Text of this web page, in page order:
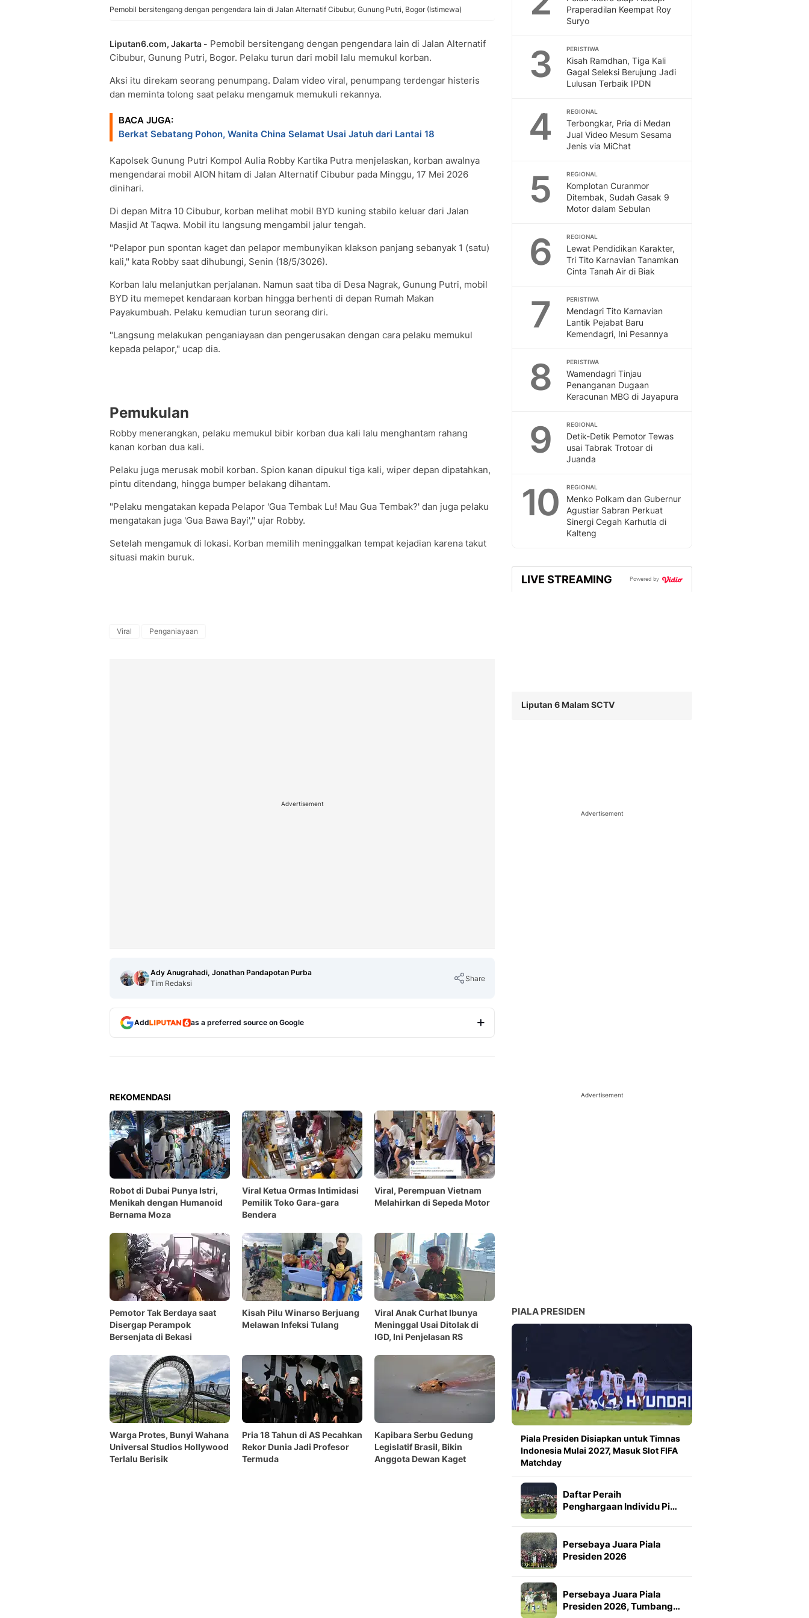
Pemobil bersitengang dengan pengendara lain di Jalan Alternatif Cibubur, Gunung Putri, Bogor (Istimewa)
Liputan6.com, Jakarta - Pemobil bersitengang dengan pengendara lain di Jalan Alternatif
Cibubur, Gunung Putri, Bogor. Pelaku turun dari mobil lalu memukul korban.
Aksi itu direkam seorang penumpang. Dalam video viral, penumpang terdengar histeris
dan meminta tolong saat pelaku mengamuk memukuli rekannya.
BACA JUGA:
Berkat Sebatang Pohon, Wanita China Selamat Usai Jatuh dari Lantai 18
Kapolsek Gunung Putri Kompol Aulia Robby Kartika Putra menjelaskan, korban awalnya
mengendarai mobil AION hitam di Jalan Alternatif Cibubur pada Minggu, 17 Mei 2026
dinihari.
Di depan Mitra 10 Cibubur, korban melihat mobil BYD kuning stabilo keluar dari Jalan
Masjid At Taqwa. Mobil itu langsung mengambil jalur tengah.
"Pelapor pun spontan kaget dan pelapor membunyikan klakson panjang sebanyak 1 (satu)
kali," kata Robby saat dihubungi, Senin (18/5/3026).
Korban lalu melanjutkan perjalanan. Namun saat tiba di Desa Nagrak, Gunung Putri, mobil
BYD itu memepet kendaraan korban hingga berhenti di depan Rumah Makan
Payakumbuah. Pelaku kemudian turun seorang diri.
"Langsung melakukan penganiayaan dan pengerusakan dengan cara pelaku memukul
kepada pelapor," ucap dia.
Pemukulan
Robby menerangkan, pelaku memukul bibir korban dua kali lalu menghantam rahang
kanan korban dua kali.
Pelaku juga merusak mobil korban. Spion kanan dipukul tiga kali, wiper depan dipatahkan,
pintu ditendang, hingga bumper belakang dihantam.
"Pelaku mengatakan kepada Pelapor 'Gua Tembak Lu! Mau Gua Tembak?' dan juga pelaku
mengatakan juga 'Gua Bawa Bayi'," ujar Robby.
Setelah mengamuk di lokasi. Korban memilih meninggalkan tempat kejadian karena takut
situasi makin buruk.
Viral Penganiayaan
Advertisement
Ady Anugrahadi, Jonathan Pandapotan Purba
Tim Redaksi
Share
Add as a preferred source on Google
REKOMENDASI
Robot di Dubai Punya Istri,
Menikah dengan Humanoid
Bernama Moza
Viral Ketua Ormas Intimidasi
Pemilik Toko Gara-gara
Bendera
Viral, Perempuan Vietnam
Melahirkan di Sepeda Motor
Pemotor Tak Berdaya saat
Disergap Perampok
Bersenjata di Bekasi
Kisah Pilu Winarso Berjuang
Melawan Infeksi Tulang
Viral Anak Curhat Ibunya
Meninggal Usai Ditolak di
IGD, Ini Penjelasan RS
Warga Protes, Bunyi Wahana
Universal Studios Hollywood
Terlalu Berisik
Pria 18 Tahun di AS Pecahkan
Rekor Dunia Jadi Profesor
Termuda
Kapibara Serbu Gedung
Legislatif Brasil, Bikin
Anggota Dewan Kaget
Praperadilan Keempat Roy
Suryo
3 PERISTIWA
Kisah Ramdhan, Tiga Kali
Gagal Seleksi Berujung Jadi
Lulusan Terbaik IPDN
4 REGIONAL
Terbongkar, Pria di Medan
Jual Video Mesum Sesama
Jenis via MiChat
5 REGIONAL
Komplotan Curanmor
Ditembak, Sudah Gasak 9
Motor dalam Sebulan
6 REGIONAL
Lewat Pendidikan Karakter,
Tri Tito Karnavian Tanamkan
Cinta Tanah Air di Biak
7 PERISTIWA
Mendagri Tito Karnavian
Lantik Pejabat Baru
Kemendagri, Ini Pesannya
8 PERISTIWA
Wamendagri Tinjau
Penanganan Dugaan
Keracunan MBG di Jayapura
9 REGIONAL
Detik-Detik Pemotor Tewas
usai Tabrak Trotoar di
Juanda
10 REGIONAL
Menko Polkam dan Gubernur
Agustiar Sabran Perkuat
Sinergi Cegah Karhutla di
Kalteng
LIVE STREAMING Powered by
Liputan 6 Malam SCTV
Advertisement
Advertisement
PIALA PRESIDEN
Piala Presiden Disiapkan untuk Timnas
Indonesia Mulai 2027, Masuk Slot FIFA
Matchday
Daftar Peraih
Penghargaan Individu Pi…
Persebaya Juara Piala
Presiden 2026
Persebaya Juara Piala
Presiden 2026, Tumbang…